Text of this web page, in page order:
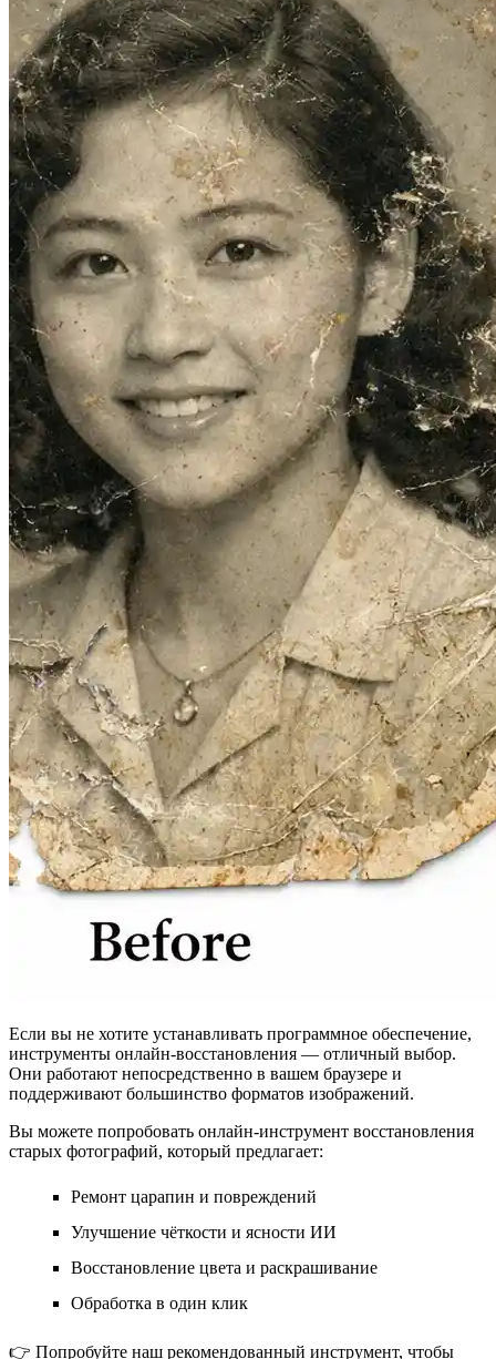
Если вы не хотите устанавливать программное обеспечение,
инструменты онлайн-восстановления — отличный выбор.
Они работают непосредственно в вашем браузере и
поддерживают большинство форматов изображений.
Вы можете попробовать онлайн-инструмент восстановления
старых фотографий, который предлагает:
Ремонт царапин и повреждений
Улучшение чёткости и ясности ИИ
Восстановление цвета и раскрашивание
Обработка в один клик
👉 Попробуйте наш рекомендованный инструмент, чтобы